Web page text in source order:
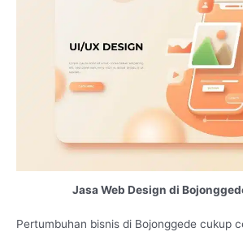
Jasa Web Design di
Pertumbuhan bisnis di Bojonggede cukup